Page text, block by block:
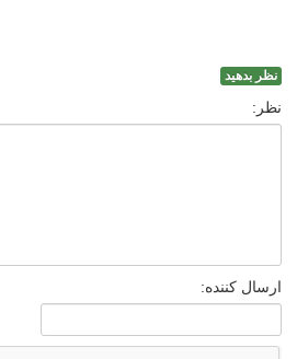
نظر بدهید
نظر:
ارسال کننده: